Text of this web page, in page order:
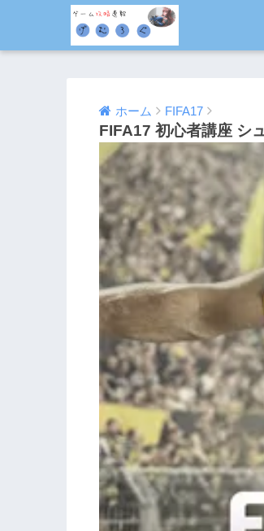
ホーム FIFA17
FIFA17 初心者講座 シ
2016/10/18